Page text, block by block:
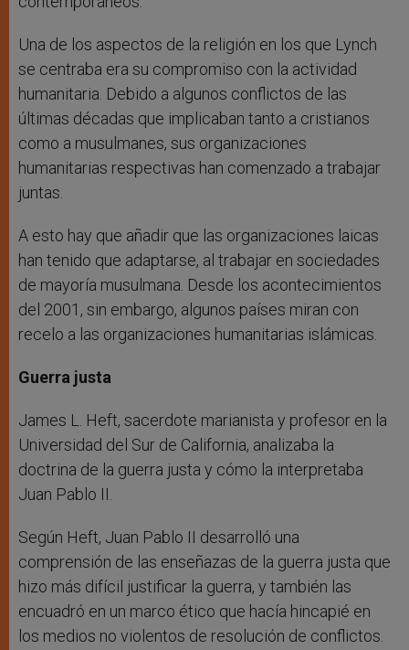
Una de los aspectos de la religión en los que Lynch
se centraba era su compromiso con la actividad
humanitaria. Debido a algunos conflictos de las
últimas décadas que implicaban tanto a cristianos
como a musulmanes, sus organizaciones
humanitarias respectivas han comenzado a trabajar
juntas.
A esto hay que añadir que las organizaciones laicas
han tenido que adaptarse, al trabajar en sociedades
de mayoría musulmana. Desde los acontecimientos
del 2001, sin embargo, algunos países miran con
recelo a las organizaciones humanitarias islámicas.
Guerra justa
James L. Heft, sacerdote marianista y profesor en la
Universidad del Sur de California, analizaba la
doctrina de la guerra justa y cómo la interpretaba
Juan Pablo II.
Según Heft, Juan Pablo II desarrolló una
comprensión de las enseñazas de la guerra justa que
hizo más difícil justificar la guerra, y también las
encuadró en un marco ético que hacía hincapié en
los medios no violentos de resolución de conflictos.